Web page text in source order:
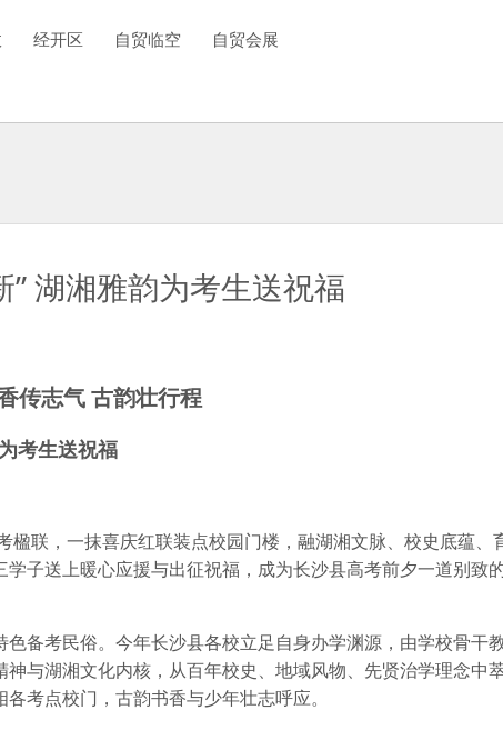
经开区 自贸临空 自贸会展
湖湘雅韵为考生送祝福
传志气 古韵壮行程
考生送祝福
联，一抹喜庆红联装点校园门楼，融湖湘文脉、校史底蕴、
子送上暖心应援与出征祝福，成为长沙县高考前夕一道别致
备考民俗。今年长沙县各校立足自身办学渊源，由学校骨干
与湖湘文化内核，从百年校史、地域风物、先贤治学理念中
考点校门，古韵书香与少年壮志呼应。